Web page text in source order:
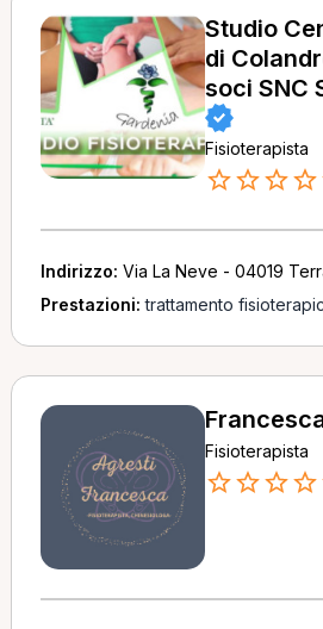
Studio
di
soci SNC
Fisioterapista
Indirizzo: Via La Neve - 04019
Prestazioni:trattamento
Fisioterapista